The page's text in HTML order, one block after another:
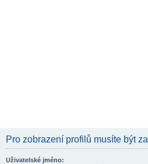
Pro zobrazení profilů musíte být
Uživatelské jméno: